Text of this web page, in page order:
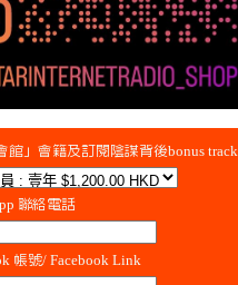
館」會籍及訂閱陰謀背後bonus track
聯絡電話
帳號/ Facebook Link